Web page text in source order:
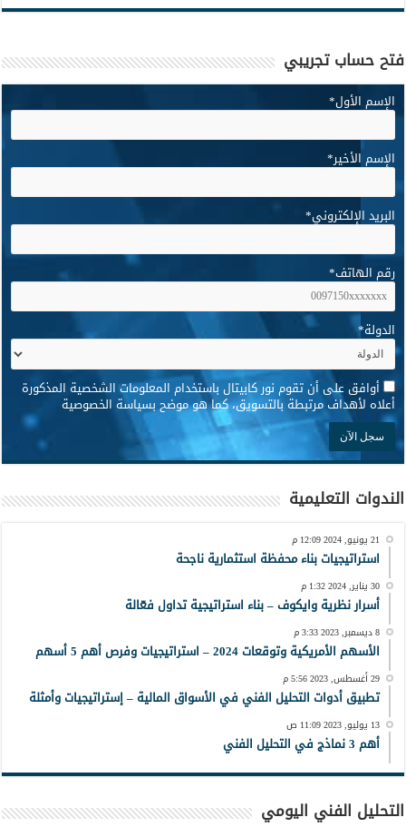
فتح حساب تجريبي
الإسم الأول*
الإسم الأخير*
البريد الإلكتروني*
رقم الهاتف*
الدولة*
* أوافق على أن تقوم نور كابيتال باستخدام المعلومات الشخصية المذكورة
أعلاه لأهداف مرتبطة بالتسويق، كما هو موضح بسياسة الخصوصية
الندوات التعليمية
21 يونيو, 2024 12:09 م
استراتيجيات بناء محفظة استثمارية ناجحة
30 يناير, 2024 1:32 م
أسرار نظرية وايكوف – بناء استراتيجية تداول فعّالة
8 ديسمبر, 2023 3:33 م
الأسهم الأمريكية وتوقعات 2024 – استراتيجيات وفرص أهم 5 أسهم
29 أغسطس, 2023 5:56 م
تطبيق أدوات التحليل الفني في الأسواق المالية – إستراتيجيات وأمثلة
13 يوليو, 2023 11:09 ص
أهم 3 نماذج في التحليل الفني
التحليل الفني اليومي